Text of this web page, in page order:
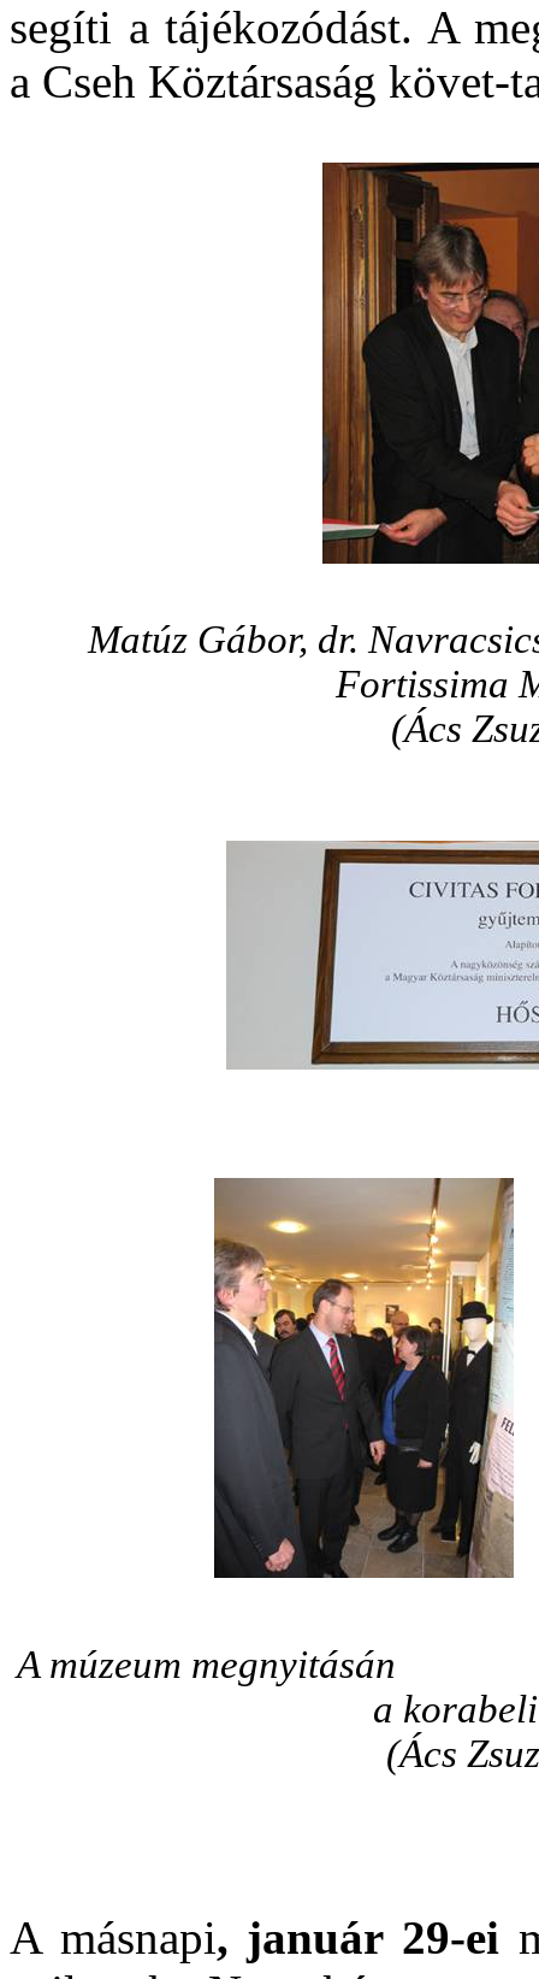
segíti a tájékozódást. A
a Cseh Köztársaság követ-
Matúz Gábor, dr.
Fortissima
(Ács
A múzeum megnyitásán
a
(Ács
A másnapi, január 29-ei